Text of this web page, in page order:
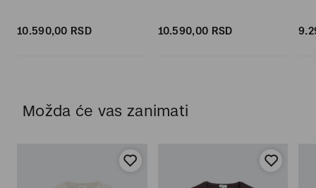
10.590,00 RSD 10.590,00 RSD
Možda će vas zanimati